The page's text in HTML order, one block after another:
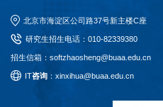
北京市海淀区公司路37号新主楼C座
研究生招生电话： 010-82339380
招生信箱：softzhaosheng@buaa.edu.cn
T咨询 ：xinxihua@buaa.edu.cn